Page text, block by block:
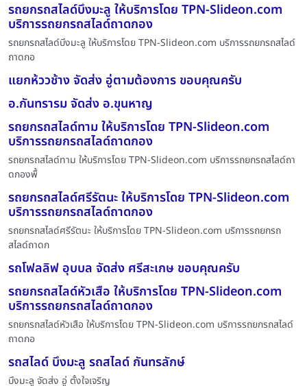
รถยกรถสไลด์บึงมะลู ให้บริการโดย TPN-Slideon.com
บริการรถยกรถสไลด์ถาดกอง
รถยกรถสไลด์บึงมะลู ให้บริการโดย TPN-Slideon.com บริการรถยกรถสไลด์
ถาดกอ
แยกห้ววช้าง จัดส่ง อู่ตามต้องการ ขอบคุณครับ
อ.กันทรารม จัดส่ง อ.ขุนหาญ
รถยกรถสไลด์ทาม ให้บริการโดย TPN-Slideon.com
บริการรถยกรถสไลด์ถาดกอง
รถยกรถสไลด์ทาม ให้บริการโดย TPN-Slideon.com บริการรถยกรถสไลด์ถา
ดกองพื้
รถยกรถสไลด์ศรีรัตนะ ให้บริการโดย TPN-Slideon.com
บริการรถยกรถสไลด์ถาดกอง
รถยกรถสไลด์ศรีรัตนะ ให้บริการโดย TPN-Slideon.com บริการรถยกรถ
สไลด์ถาดก
รถโฟลลิฟ อุบบล จัดส่ง ศรีสะเกษ ขอบคุณครับ
รถยกรถสไลด์หัวเสือ ให้บริการโดย TPN-Slideon.com
บริการรถยกรถสไลด์ถาดกอง
รถยกรถสไลด์หัวเสือ ให้บริการโดย TPN-Slideon.com บริการรถยกรถสไลด์
ถาดกอ
รถสไลด์ บึงมะลู รถสไลด์ กันทรลักษ์
บึงมะลู จัดส่ง อู่ ตั้งใจเจริญ